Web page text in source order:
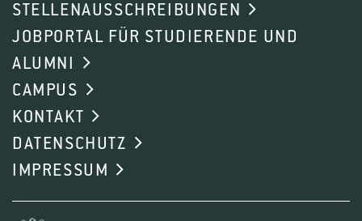
STELLENAUSSCHREIBUNGEN
JOBPORTAL FÜR STUDIERENDE UND
ALUMNI
CAMPUS
KONTAKT
DATENSCHUTZ
IMPRESSUM